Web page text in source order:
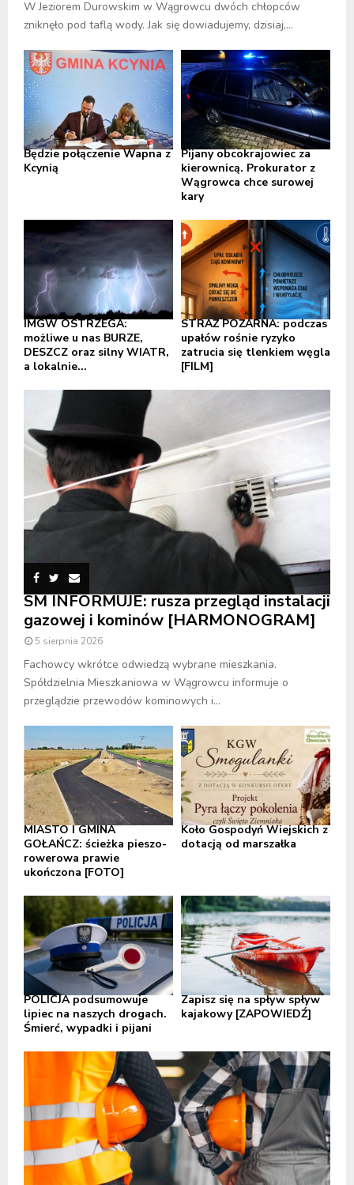
W Jeziorem Durowskim w Wągrowcu dwóch chłopców
zniknęło pod taflą wody. Jak się dowiadujemy, dzisiaj,...
Będzie połączenie Wapna z
Kcynią
Pijany obcokrajowiec za
kierownicą. Prokurator z
Wągrowca chce surowej
kary
IMGW OSTRZEGA:
możliwe u nas BURZE,
DESZCZ oraz silny WIATR,
a lokalnie...
STRAŻ POŻARNA: podczas
upałów rośnie ryzyko
zatrucia się tlenkiem węgla
[FILM]
SM INFORMUJE: rusza przegląd instalacji
gazowej i kominów [HARMONOGRAM]
5 sierpnia 2026
Fachowcy wkrótce odwiedzą wybrane mieszkania.
Spółdzielnia Mieszkaniowa w Wągrowcu informuje o
przeglądzie przewodów kominowych i...
MIASTO I GMINA
GOŁAŃCZ: ścieżka pieszo-
rowerowa prawie
ukończona [FOTO]
Koło Gospodyń Wiejskich z
dotacją od marszałka
POLICJA podsumowuje
lipiec na naszych drogach.
Śmierć, wypadki i pijani
Zapisz się na spływ spływ
kajakowy [ZAPOWIEDŹ]